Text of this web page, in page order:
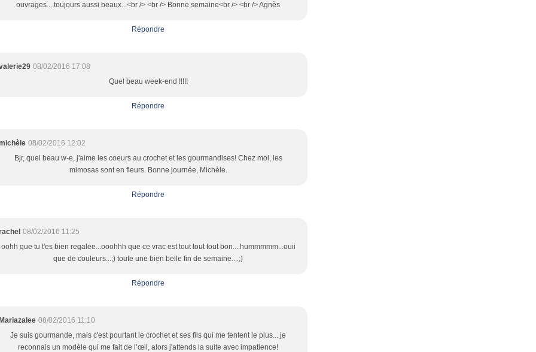
ouvrages....toujours aussi beaux...<br /> <br /> Bonne semaine<br /> <br /> Agnès
Répondre
08/02/2016 17:08
Quel beau week-end !!!!!
Répondre
08/02/2016 12:02
Bjr, quel beau w-e, j'aime les coeurs au crochet et les gourmandises! Chez moi, les
mimosas sont en fleurs. Bonne journée, Michèle.
Répondre
08/02/2016 11:25
oohh que tu t'es bien regalee...ooohhh que ce vrac est tout tout tout bon....hummmmm...ouii
que de couleurs...;) toute une bien belle fin de semaine....;)
Répondre
08/02/2016 11:10
Je suis gourmande, mais c'est pourtant le crochet et ses fils qui me tentent le plus... je
reconnais un modèle qui me fait de l’œil, alors j'attends la suite avec impatience!